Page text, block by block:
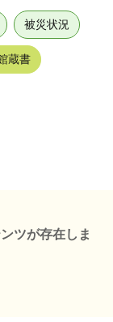
被災状況
蔵書
ツが存在しま